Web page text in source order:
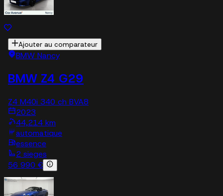
Ajouter au comparateur
BMW Nancy
BMW Z4 G29
Z4 M40i 340 ch BVA8
2023
44,214 km
automatique
essence
2 sieges
56 990 €